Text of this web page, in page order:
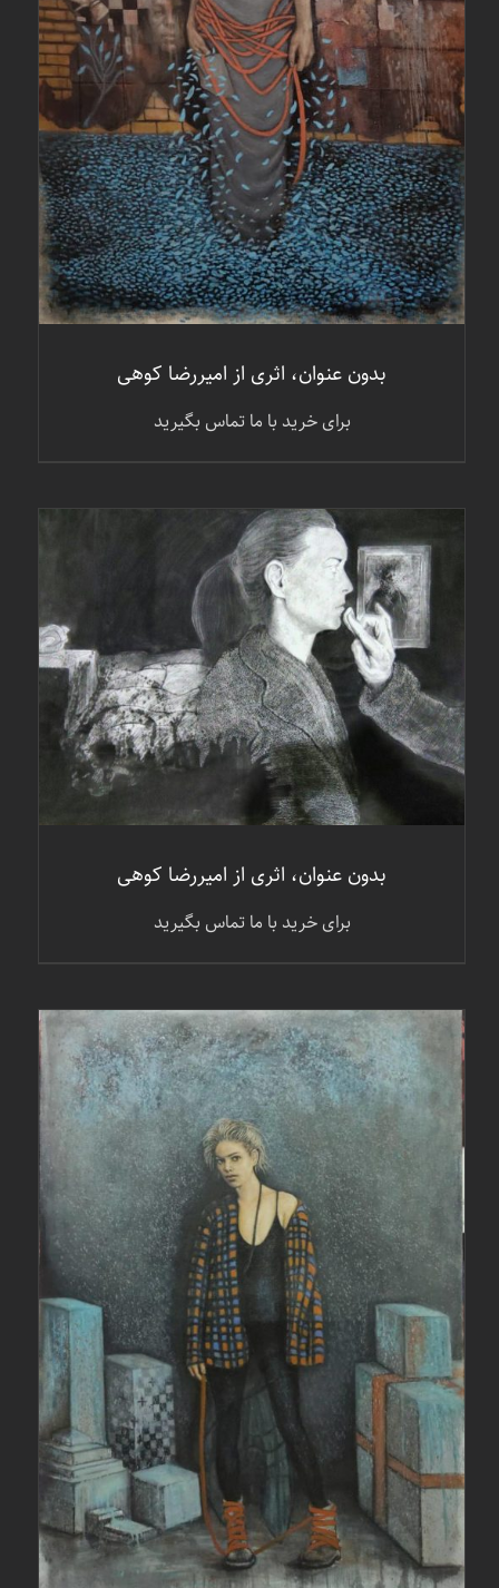
جزئیات
بدون عنوان، اثری از امیررضا کوهی
برای خرید با ما تماس بگیرید
جزئیات
بدون عنوان، اثری از امیررضا کوهی
برای خرید با ما تماس بگیرید
جزئیات